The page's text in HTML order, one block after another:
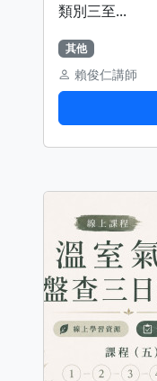
類別三至...
其他
賴俊仁講師